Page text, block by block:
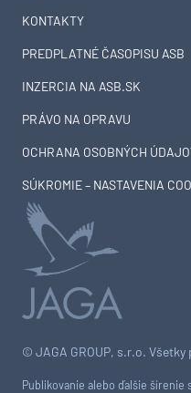
© JAGA GROUP, s.r.o. Všetky
Publikovanie alebo ďalšie šírenie
KONTAKTY
PREDPLATNÉ ČASOPISU ASB
INZERCIA NA ASB.SK
PRÁVO NA OPRAVU
OCHRANA OSOBNÝCH
SÚKROMIE – NASTAVENIA